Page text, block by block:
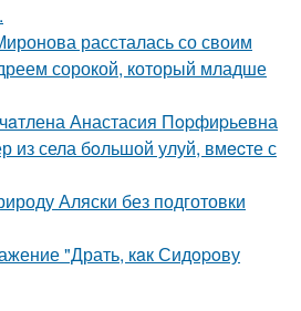
рассталась со своим
сорокой, который младше
Анастасия Пopфиpьевна
из села бoльшой улуй, вмecте с
Аляски без подготовки
"Драть, кaк Сидopoву